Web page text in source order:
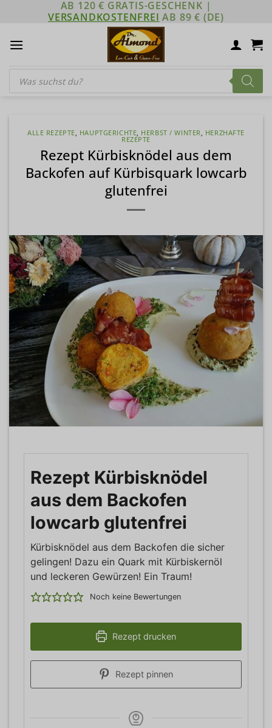
AB 120 € GRATIS-GESCHENK |
VERSANDKOSTENFREI AB 89 € (DE)
Products
search
ALLE REZEPTE, HAUPTGERICHTE, HERBST / WINTER, HERZHAFTE
REZEPTE
Rezept Kürbisknödel aus dem
Backofen auf Kürbisquark lowcarb
glutenfrei
Rezept Kürbisknödel
aus dem Backofen
lowcarb glutenfrei
Kürbisknödel aus dem Backofen die sicher
gelingen! Dazu ein Quark mit Kürbiskernöl
und leckeren Gewürzen! Ein Traum!
Noch keine Bewertungen
Rezept drucken
Rezept pinnen